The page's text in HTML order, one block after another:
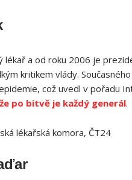
lékař a od roku 2006 je
kritikem vlády.
což uvedl v pořadu
po bitvě je každý generál.
lékařská komora, ČT24